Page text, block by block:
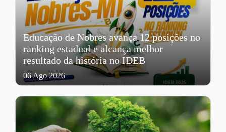
Educação de Nobres avança 12 posições no
ranking estadual e alcança melhor
resultado da história no IDEB
06 Ago 2026